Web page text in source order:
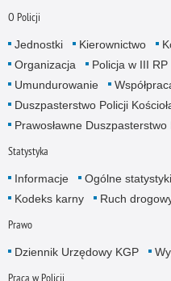
O Policji
Jednostki Kierownictwo
Organizacja
Policja w III RP
Umundurowanie
Duszpasterstwo Policji
Prawosławne Duszpasterstwo
Statystyka
Informacje Ogólne statystyki
Kodeks karny
Ruch
Prawo
Dziennik Urzędowy KGP